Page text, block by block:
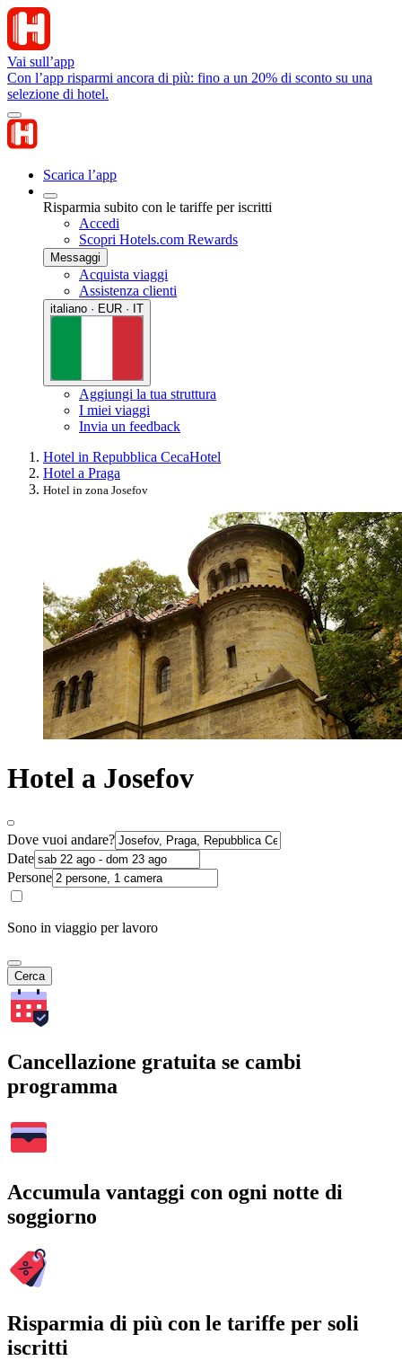
Vai sull’app
Con l’app risparmi ancora di più: fino a un 20% di sconto su una
selezione di hotel.
Scarica l’app
Risparmia subito con le tariffe per iscritti
Accedi
Scopri Hotels.com Rewards
Messaggi
Acquista viaggi
Assistenza clienti
italiano · EUR · IT
Aggiungi la tua struttura
I miei viaggi
Invia un feedback
Hotel in Repubblica CecaHotel
Hotel a Praga
Hotel in zona Josefov
Hotel a Josefov
Dove vuoi andare?
Date
Persone
Sono in viaggio per lavoro
Cerca
Cancellazione gratuita se cambi
programma
Accumula vantaggi con ogni notte di
soggiorno
Risparmia di più con le tariffe per soli
iscritti